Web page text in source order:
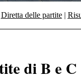
Diretta delle partite|
di B e C